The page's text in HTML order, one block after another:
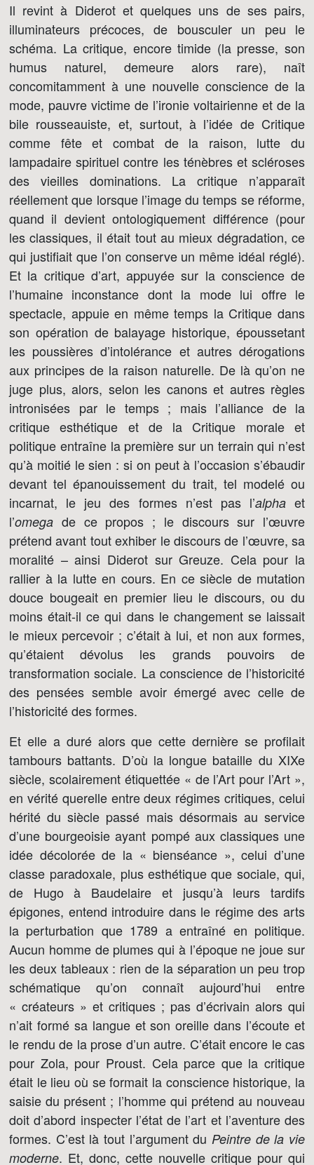
Il revint à Diderot et quelques uns de ses pairs,
illuminateurs précoces, de bousculer un peu le
schéma. La critique, encore timide (la presse, son
humus naturel, demeure alors rare), naît
concomitamment à une nouvelle conscience de la
mode, pauvre victime de l’ironie voltairienne et de la
bile rousseauiste, et, surtout, à l’idée de Critique
comme fête et combat de la raison, lutte du
lampadaire spirituel contre les ténèbres et scléroses
des vieilles dominations. La critique n’apparaît
réellement que lorsque l’image du temps se réforme,
quand il devient ontologiquement différence (pour
les classiques, il était tout au mieux dégradation, ce
qui justifiait que l’on conserve un même idéal réglé).
Et la critique d’art, appuyée sur la conscience de
l’humaine inconstance dont la mode lui offre le
spectacle, appuie en même temps la Critique dans
son opération de balayage historique, époussetant
les poussières d’intolérance et autres dérogations
aux principes de la raison naturelle. De là qu’on ne
juge plus, alors, selon les canons et autres règles
intronisées par le temps ; mais l’alliance de la
critique esthétique et de la Critique morale et
politique entraîne la première sur un terrain qui n’est
qu’à moitié le sien : si on peut à l’occasion s’ébaudir
devant tel épanouissement du trait, tel modelé ou
incarnat, le jeu des formes n’est pas l’alphaet
l’omega de ce propos ; le discours sur l’œuvre
prétend avant tout exhiber le discours de l’œuvre, sa
moralité – ainsi Diderot sur Greuze. Cela pour la
rallier à la lutte en cours. En ce siècle de mutation
douce bougeait en premier lieu le discours, ou du
moins était-il ce qui dans le changement se laissait
le mieux percevoir ; c’était à lui, et non aux formes,
qu’étaient dévolus les grands pouvoirs de
transformation sociale. La conscience de l’historicité
des pensées semble avoir émergé avec celle de
l’historicité des formes.
Et elle a duré alors que cette dernière se profilait
tambours battants. D’où la longue bataille du XIXe
siècle, scolairement étiquettée « de l’Art pour l’Art »,
en vérité querelle entre deux régimes critiques, celui
hérité du siècle passé mais désormais au service
d’une bourgeoisie ayant pompé aux classiques une
idée décolorée de la « bienséance », celui d’une
classe paradoxale, plus esthétique que sociale, qui,
de Hugo à Baudelaire et jusqu’à leurs tardifs
épigones, entend introduire dans le régime des arts
la perturbation que 1789 a entraîné en politique.
Aucun homme de plumes qui à l’époque ne joue sur
les deux tableaux : rien de la séparation un peu trop
schématique qu’on connaît aujourd’hui entre
« créateurs » et critiques ; pas d’écrivain alors qui
n’ait formé sa langue et son oreille dans l’écoute et
le rendu de la prose d’un autre. C’était encore le cas
pour Zola, pour Proust. Cela parce que la critique
était le lieu où se formait la conscience historique, la
saisie du présent ; l’homme qui prétend au nouveau
doit d’abord inspecter l’état de l’art et l’aventure des
formes. C’est là tout l’argument du Peintre de la vie
moderne. Et, donc, cette nouvelle critique pour qui